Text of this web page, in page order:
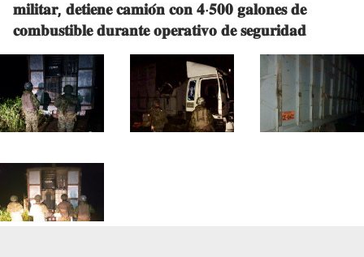
𝐦𝐢𝐥𝐢𝐭𝐚𝐫, 𝐝𝐞𝐭𝐢𝐞𝐧𝐞 𝐜𝐚𝐦𝐢𝐨́𝐧 𝐜𝐨𝐧 𝟒‧𝟓𝟎𝟎 𝐠𝐚𝐥𝐨𝐧𝐞𝐬 𝐝𝐞
𝐜𝐨𝐦𝐛𝐮𝐬𝐭𝐢𝐛𝐥𝐞 𝐝𝐮𝐫𝐚𝐧𝐭𝐞 𝐨𝐩𝐞𝐫𝐚𝐭𝐢𝐯𝐨 𝐝𝐞 𝐬𝐞𝐠𝐮𝐫𝐢𝐝𝐚𝐝